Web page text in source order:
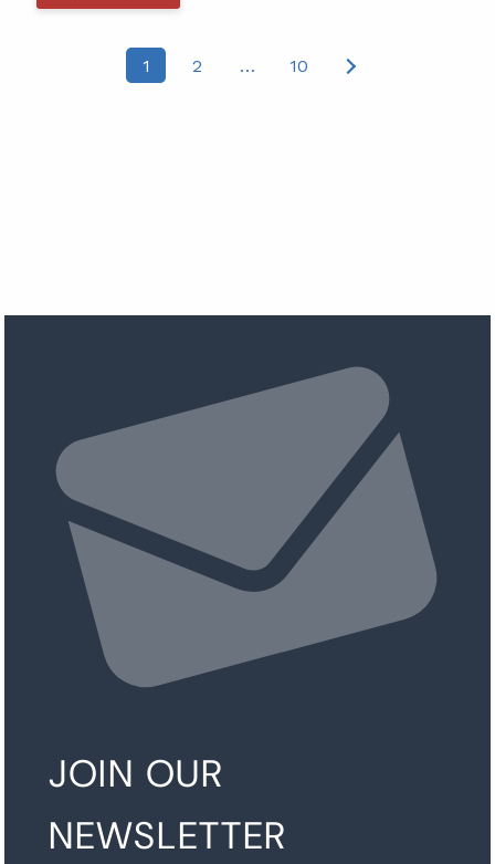
Posts 1 2 … 10
JOIN OUR
NEWSLETTER